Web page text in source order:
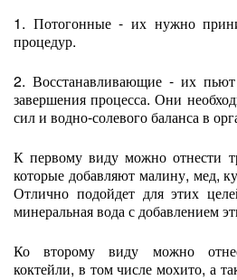
1. Потогонные - их нужно
процедур.
2. Восстанавливающие - их пьют
завершения процесса. Они
сил и водно-солевого баланса в
К первому виду можно отнести
которые добавляют малину, мед,
Отлично подойдет для этих
минеральная вода с добавлением
Ко второму виду можно
коктейли, в том числе мохито, а